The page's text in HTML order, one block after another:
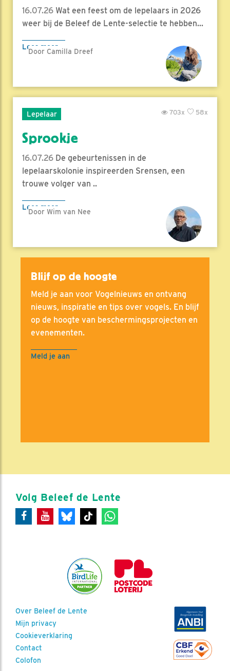
16.07.26 Wat een feest om de lepelaars in 2026
weer bij de Beleef de Lente-selectie te hebben...
Lees meer
Door Camilla Dreef
Lepelaar 58x
703x
Sprookje
16.07.26 De gebeurtenissen in de
lepelaarskolonie inspireerden Srensen, een
trouwe volger van ..
Lees meer
Door Wim van Nee
Blijf op de hoogte
Meld je aan voor Vogelnieuws en ontvang
nieuws, inspiratie en tips over vogels. En blijf
op de hoogte van beschermingsprojecten en
evenementen.
Meld je aan
Volg Beleef de Lente
Over Beleef de Lente
Mijn privacy
Cookieverklaring
Contact
Colofon